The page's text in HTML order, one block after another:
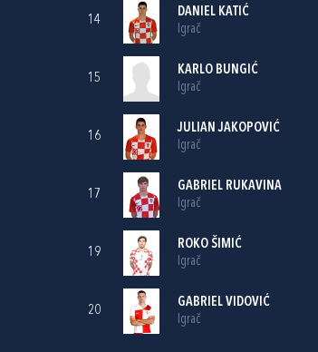
14
DANIEL KATIĆ
Igrač
15
KARLO BUNGIĆ
Igrač
16
JULIAN JAKOPOVIĆ
Igrač
17
GABRIEL RUKAVINA
Igrač
19
ROKO ŠIMIĆ
Igrač
20
GABRIEL VIDOVIĆ
Igrač